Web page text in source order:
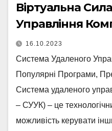
Віртуальна
Управління
16.10.2023
Система Удаленого
Популярні Програми,
Система удаленого
– СУУК) – це
можливість керувати